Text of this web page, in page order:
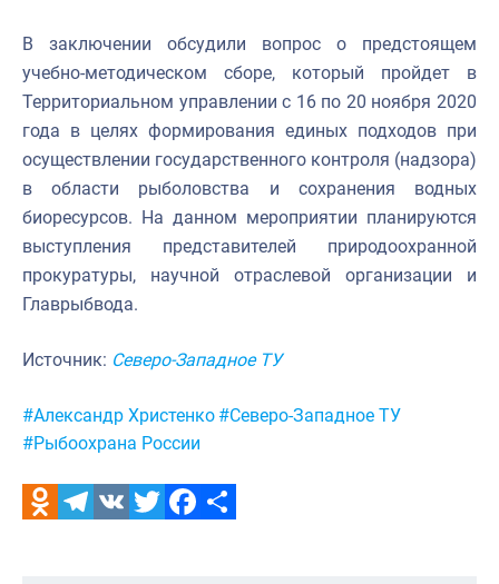
В заключении обсудили вопрос о предстоящем
учебно-методическом сборе, который пройдет в
Территориальном управлении с 16 по 20 ноября 2020
года в целях формирования единых подходов при
осуществлении государственного контроля (надзора)
в области рыболовства и сохранения водных
биоресурсов. На данном мероприятии планируются
выступления представителей природоохранной
прокуратуры, научной отраслевой организации и
Главрыбвода.
Источник: Северо-Западное ТУ
Метки:
#Александр Христенко #Северо-Западное ТУ
#Рыбоохрана России